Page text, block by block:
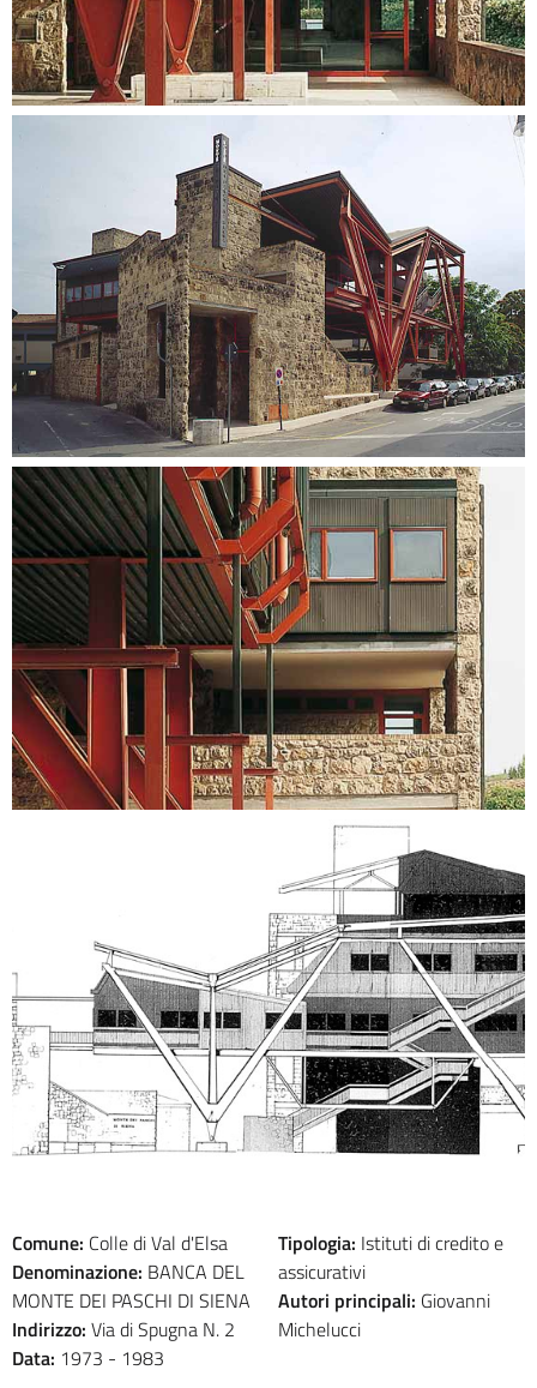
Comune: Colle di Val d'Elsa
Denominazione: BANCA DEL
MONTE DEI PASCHI DI SIENA
Indirizzo: Via di Spugna N. 2
Data: 1973 - 1983
Tipologia: Istituti di credito e
assicurativi
Autori principali:
Michelucci